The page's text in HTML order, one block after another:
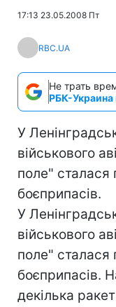
17:13 23.05.2008 Пт
RBC.UA
Не трать
РБК-Украина
У
військового
поле" сталася
боєприпасів.
У
військового
поле" сталася
боєприпасів.
декілька